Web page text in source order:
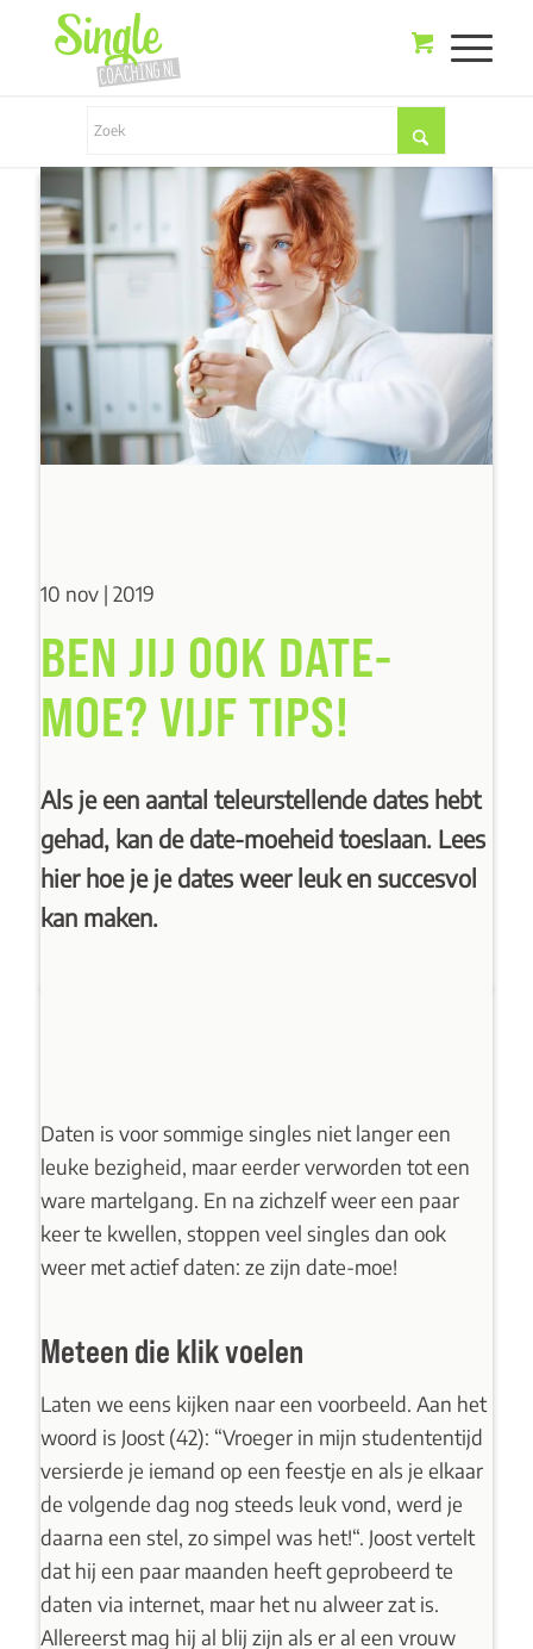
10 nov | 2019
BEN JIJ OOK DATE-
MOE? VIJF TIPS!
Als je een aantal teleurstellende dates hebt
gehad, kan de date-moeheid toeslaan. Lees
hier hoe je je dates weer leuk en succesvol
kan maken.
Daten is voor sommige singles niet langer een
leuke bezigheid, maar eerder verworden tot een
ware martelgang. En na zichzelf weer een paar
keer te kwellen, stoppen veel singles dan ook
weer met actief daten: ze zijn date-moe!
Meteen die klik voelen
Laten we eens kijken naar een voorbeeld. Aan het
woord is Joost (42): “Vroeger in mijn studententijd
versierde je iemand op een feestje en als je elkaar
de volgende dag nog steeds leuk vond, werd je
daarna een stel, zo simpel was het!“. Joost vertelt
dat hij een paar maanden heeft geprobeerd te
daten via internet, maar het nu alweer zat is.
Allereerst mag hij al blij zijn als er al een vrouw